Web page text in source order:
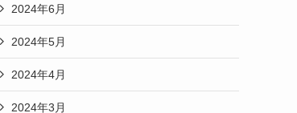
2024年6月
2024年5月
2024年4月
2024年3月